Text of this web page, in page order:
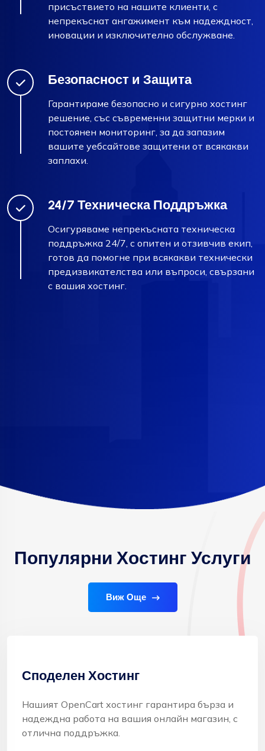
присъствието на нашите клиенти, с
непрекъснат ангажимент към надеждност,
иновации и изключително обслужване.
Безопасност и Защита
Гарантираме безопасно и сигурно хостинг
решение, със съвременни защитни мерки и
постоянен мониторинг, за да запазим
вашите уебсайтове защитени от всякакви
заплахи.
24/7 Техническа Поддръжка
Осигуряваме непрекъсната техническа
поддръжка 24/7, с опитен и отзивчив екип,
готов да помогне при всякакви технически
предизвикателства или въпроси, свързани
с вашия хостинг.
Популярни Хостинг Услуги
Виж Още
Споделен Хостинг
Нашият OpenCart хостинг гарантира бърза и
надеждна работа на вашия онлайн магазин, с
отлична поддръжка.